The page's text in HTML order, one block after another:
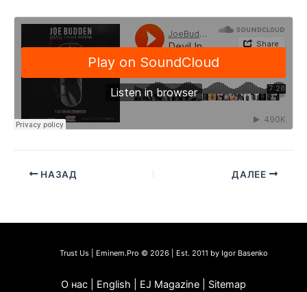
НАЗАД ДАЛЕЕ
Trust Us | Eminem.Pro © 2026 | Est. 2011 by Igor Basenko
О нас | English | EJ Magazine | Sitemap